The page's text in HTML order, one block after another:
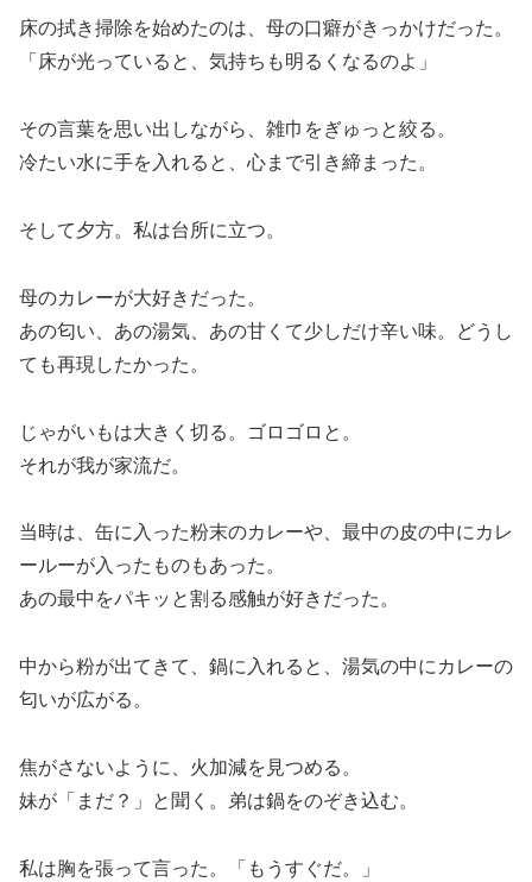
床の拭き掃除を始めたのは、母の口癖がきっかけだった。
「床が光っていると、気持ちも明るくなるのよ」
その言葉を思い出しながら、雑巾をぎゅっと絞る。
冷たい水に手を入れると、心まで引き締まった。
そして夕方。私は台所に立つ。
母のカレーが大好きだった。
あの匂い、あの湯気、あの甘くて少しだけ辛い味。どうし
ても再現したかった。
じゃがいもは大きく切る。ゴロゴロと。
それが我が家流だ。
当時は、缶に入った粉末のカレーや、最中の皮の中にカレ
ールーが入ったものもあった。
あの最中をパキッと割る感触が好きだった。
中から粉が出てきて、鍋に入れると、湯気の中にカレーの
匂いが広がる。
焦がさないように、火加減を見つめる。
妹が「まだ？」と聞く。弟は鍋をのぞき込む。
私は胸を張って言った。「もうすぐだ。」